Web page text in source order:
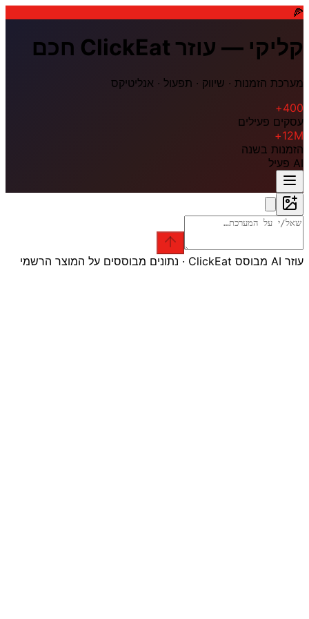
🍕
קליקי — עוזר ClickEat חכם
מערכת הזמנות · שיווק · תפעול · אנליטיקס
400+
עסקים פעילים
12M+
הזמנות בשנה
AI פעיל
עוזר AI מבוסס ClickEat · נתונים מבוססים על המוצר הרשמי